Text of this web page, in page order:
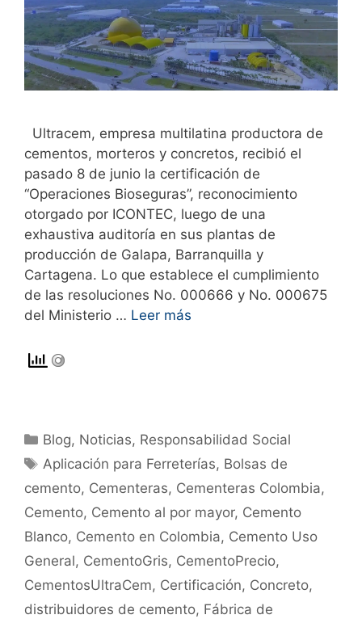
Ultracem, empresa multilatina productora de
cementos, morteros y concretos, recibió el
pasado 8 de junio la certificación de
“Operaciones Bioseguras”, reconocimiento
otorgado por ICONTEC, luego de una
exhaustiva auditoría en sus plantas de
producción de Galapa, Barranquilla y
Cartagena. Lo que establece el cumplimiento
de las resoluciones No. 000666 y No. 000675
del Ministerio … Leer más
Blog, Noticias, Responsabilidad Social
Aplicación para Ferreterías, Bolsas de
cemento, Cementeras, Cementeras Colombia,
Cemento, Cemento al por mayor, Cemento
Blanco, Cemento en Colombia, Cemento Uso
General, CementoGris, CementoPrecio,
CementosUltraCem, Certificación, Concreto,
distribuidores de cemento, Fábrica de